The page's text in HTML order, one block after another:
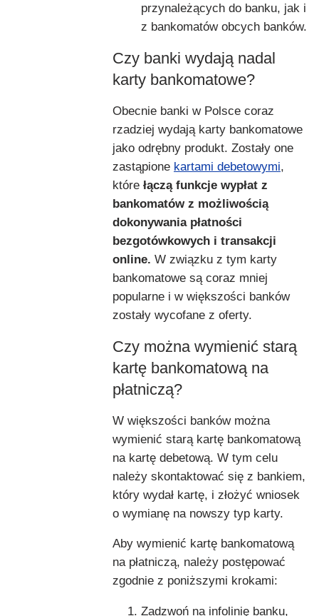
przynależących do banku, jak i
z bankomatów obcych banków.
Czy banki wydają nadal
karty bankomatowe?
Obecnie banki w Polsce coraz
rzadziej wydają karty bankomatowe
jako odrębny produkt. Zostały one
zastąpione kartami debetowymi,
które łączą funkcje wypłat z
bankomatów z możliwością
dokonywania płatności
bezgotówkowych i transakcji
online. W związku z tym karty
bankomatowe są coraz mniej
popularne i w większości banków
zostały wycofane z oferty.
Czy można wymienić starą
kartę bankomatową na
płatniczą?
W większości banków można
wymienić starą kartę bankomatową
na kartę debetową. W tym celu
należy skontaktować się z bankiem,
który wydał kartę, i złożyć wniosek
o wymianę na nowszy typ karty.
Aby wymienić kartę bankomatową
na płatniczą, należy postępować
zgodnie z poniższymi krokami:
Zadzwoń na infolinię banku,